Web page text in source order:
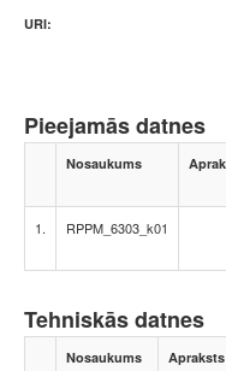
URI:
Pieejamās datnes
Nosaukums
1. RPPM_6303_k01
Tehniskās datnes
Nosaukums Apraksts